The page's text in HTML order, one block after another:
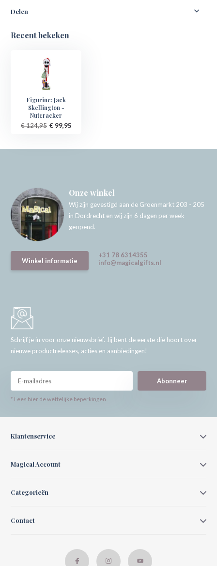
Delen
Recent bekeken
Figurine: Jack
Skellington -
Nutcracker
€ 124,95 € 99,95
Onze winkel
Wij zijn gevestigd aan de Groenmarkt 203 - 205
in Dordrecht en wij zijn 6 dagen per week
geopend.
Winkel informatie
+31 78 6314355
info@magicalgifts.nl
Schrijf je in voor onze nieuwsbrief. Jij bent de eerste die hoort over
nieuwe productreleases, acties en aanbiedingen!
Abonneer
* Lees hier de wettelijke beperkingen
Klantenservice
Magical Account
Categorieën
Contact